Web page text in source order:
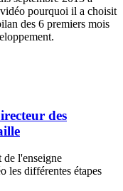
pourquoi il a choisit
des 6 premiers mois
des
l'enseigne
les différentes étapes